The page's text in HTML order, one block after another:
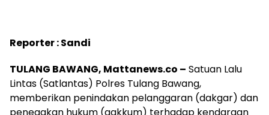
Reporter : Sandi
TULANG BAWANG, Mattanews.co – Satuan Lalu
Lintas (Satlantas) Polres Tulang Bawang,
memberikan penindakan pelanggaran (dakgar) dan